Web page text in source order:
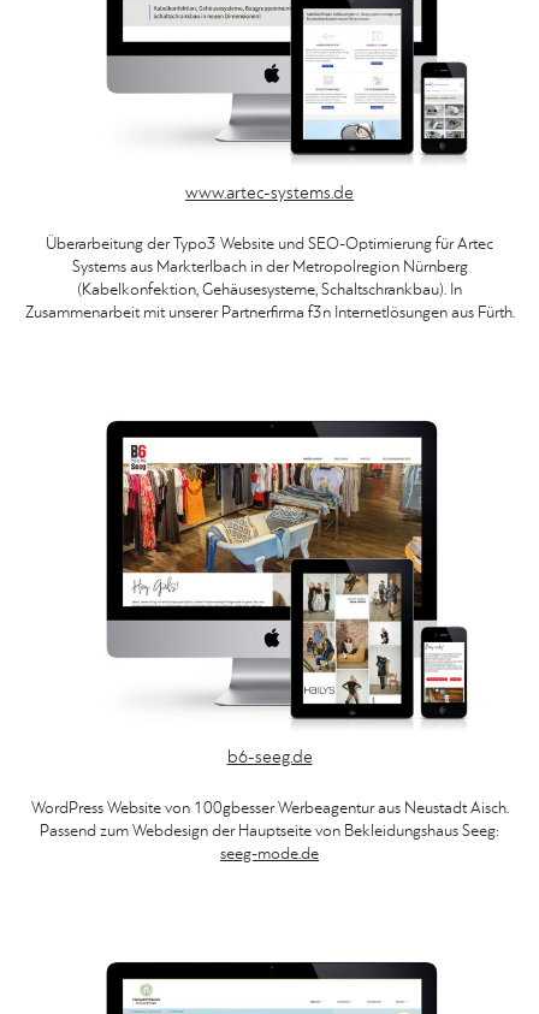
www.artec-systems.de
Überarbeitung der Typo3 Website und SEO-Optimierung für Artec
Systems aus Markterlbach in der Metropolregion Nürnberg
(Kabelkonfektion, Gehäusesysteme, Schaltschrankbau). In
Zusammenarbeit mit unserer Partnerfirma f3n Internetlösungen aus Fürth.
b6-seeg.de
WordPress Website von 100gbesser Werbeagentur aus Neustadt Aisch.
Passend zum Webdesign der Hauptseite von Bekleidungshaus Seeg:
seeg-mode.de